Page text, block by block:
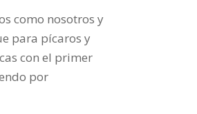
como nosotros y
para pícaros y
con el primer
por